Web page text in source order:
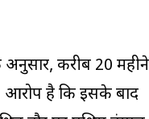
अनुसार, करीब 20 महीने
आरोप है कि इसके बाद